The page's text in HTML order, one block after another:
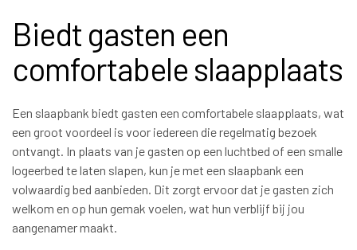
Biedt gasten een
comfortabele slaapplaats
Een slaapbank biedt gasten een comfortabele slaapplaats, wat
een groot voordeel is voor iedereen die regelmatig bezoek
ontvangt. In plaats van je gasten op een luchtbed of een smalle
logeerbed te laten slapen, kun je met een slaapbank een
volwaardig bed aanbieden. Dit zorgt ervoor dat je gasten zich
welkom en op hun gemak voelen, wat hun verblijf bij jou
aangenamer maakt.